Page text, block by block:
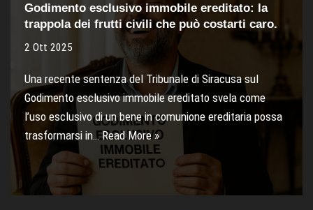
Godimento esclusivo immobile ereditato: la
trappola dei frutti civili che può costarti caro.
2 Ott 2025
Una recente sentenza del Tribunale di Siracusa sul
Godimento esclusivo immobile ereditato svela come
l’uso esclusivo di un bene in comunione ereditaria possa
trasformarsi in…Read More »